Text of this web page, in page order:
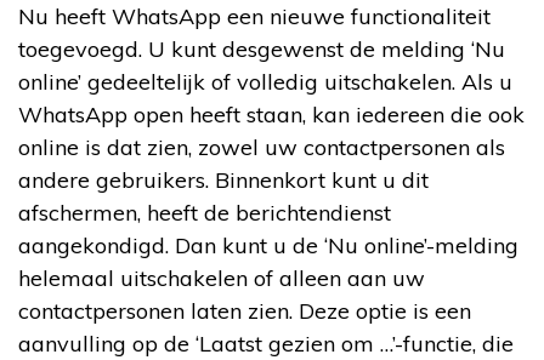
Nu heeft WhatsApp een nieuwe functionaliteit
toegevoegd. U kunt desgewenst de melding ‘Nu
online’ gedeeltelijk of volledig uitschakelen. Als u
WhatsApp open heeft staan, kan iedereen die ook
online is dat zien, zowel uw contactpersonen als
andere gebruikers. Binnenkort kunt u dit
afschermen, heeft de berichtendienst
aangekondigd. Dan kunt u de ‘Nu online’-melding
helemaal uitschakelen of alleen aan uw
contactpersonen laten zien. Deze optie is een
aanvulling op de ‘Laatst gezien om …’-functie, die